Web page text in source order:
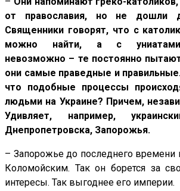
от православия, но не дошли
Священники говорят, что с
можно найти, а с униатами
невозможно – те постоянно
они самые праведные и
что подобные процессы
людьми на Украине? Причем,
Удивляет, например,
Днепропетровска, Запорожья.
– Запорожье до последнего времени
Коломойским. Так он борется за
интересы. Так выгоднее его империи.